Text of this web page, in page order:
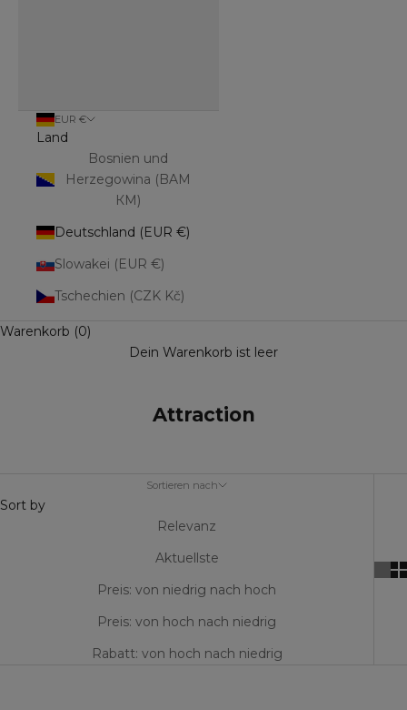
EUR €
Land
Bosnien und
Herzegowina (BAM
КМ)
Deutschland (EUR €)
Slowakei (EUR €)
Tschechien (CZK Kč)
Warenkorb (0)
Dein Warenkorb ist leer
Attraction
Sortieren nach
Sort by
Relevanz
Aktuellste
Preis: von niedrig nach hoch
Preis: von hoch nach niedrig
Rabatt: von hoch nach niedrig